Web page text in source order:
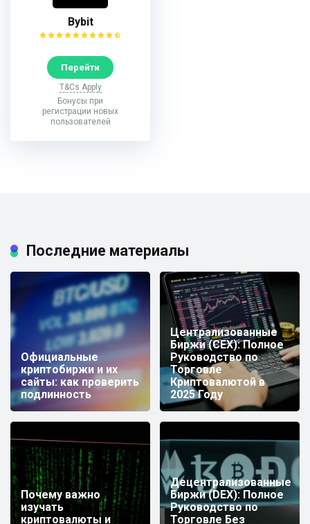
Bybit
Перейти
T&Cs Apply
Бонусы при
регистрации новых
пользователей
Последние материалы
Официальные
криптобиржи и их
сайты: как проверить
подлинность
Централизованные
Биржи (CEX): Полное
Руководство по
Торговле
Криптовалютой в
2025 Году
Почему важно
изучать
криптовалюты и
Децентрализованные
Биржи (DEX): Полное
Руководство по
Торговле Без